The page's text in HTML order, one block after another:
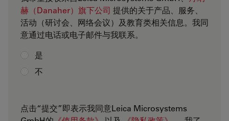
赫（Danaher）旗下公司 提供的关于产品、服务、
活动（研讨会、网络会议）及教育类相关信息。我同
意通过电话或电子邮件与我联系。
是
不
点击“提交”即表示我同意Leica Microsystems